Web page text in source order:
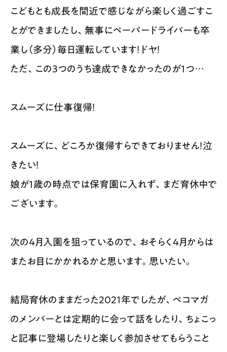
こどもとも成長を間近で感じながら楽しく過ごすこ
とができましたし、無事にペーパードライバーも卒
業し（多分）毎日運転しています！ドヤ！
ただ、この3つのうち達成できなかったのが1つ…
スムーズに仕事復帰！
スムーズに、どころか復帰すらできておりません！泣
きたい！
娘が1歳の時点では保育園に入れず、まだ育休中で
ございます。
次の4月入園を狙っているので、おそらく4月からは
またお目にかかれるかと思います。思いたい。
結局育休のままだった2021年でしたが、ペコマガ
のメンバーとは定期的に会って話をしたり、ちょこっ
と記事に登場したりと楽しく参加させてもらうこと